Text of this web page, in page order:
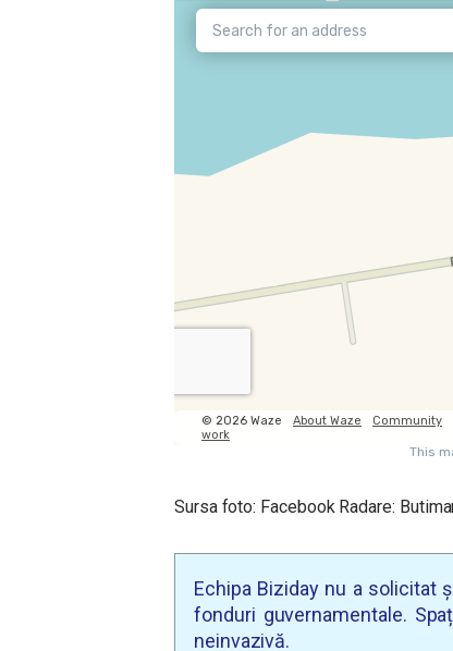
Sursa foto: Facebook Radare:
Echipa Biziday nu a solicitat
fonduri guvernamentale.
neinvazivă.